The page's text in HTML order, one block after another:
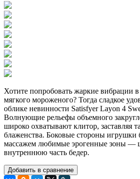
Хотите попробовать жаркие вибрации
мягкого мороженого? Тогда сладкое
облике невинности Satisfyer Layon 4
Волнующие рельефы объемного
широко охватывают клитор, заставляя
блаженства. Боковые стороны
массажем любимые эрогенные зоны —
внутреннюю часть бедер.
Добавить в сравнение